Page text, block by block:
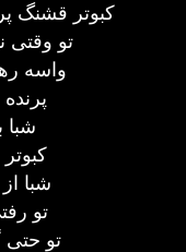
کبوتر قشنگ
تو وقتی
واسه
شبا
شبا
تو
تو حتی